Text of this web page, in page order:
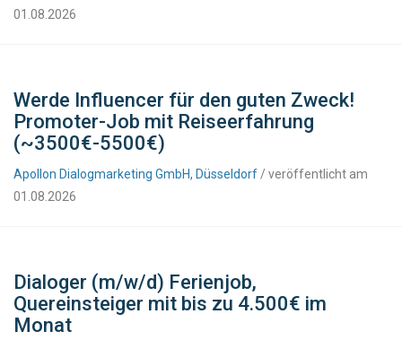
01.08.2026
Werde Influencer für den guten Zweck!
Promoter-Job mit Reiseerfahrung
(~3500€-5500€)
Apollon Dialogmarketing GmbH, Düsseldorf / veröffentlicht am
01.08.2026
Dialoger (m/w/d) Ferienjob,
Quereinsteiger mit bis zu 4.500€ im
Monat